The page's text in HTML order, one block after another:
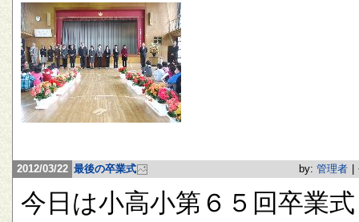
2012/03/22 最後の卒業式 by: 管理者
今日は小高小第６５回卒業